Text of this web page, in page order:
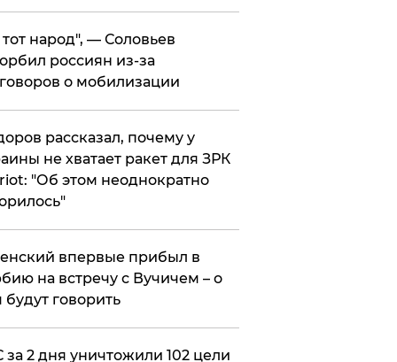
народ", — Соловьев
россиян из-за
о мобилизации
рассказал, почему у
не хватает ракет для ЗРК
"Об этом неоднократно
впервые прибыл в
на встречу с Вучичем – о
будут говорить
за 2 дня уничтожили 102 цели